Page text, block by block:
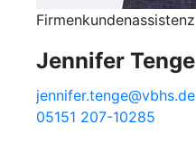
Firmenkundenassistenz
Jennifer Tenge
jennifer.tenge@vbhs.de
05151 207-10285